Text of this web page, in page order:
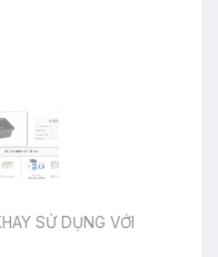
SỬ DỤNG VỚI